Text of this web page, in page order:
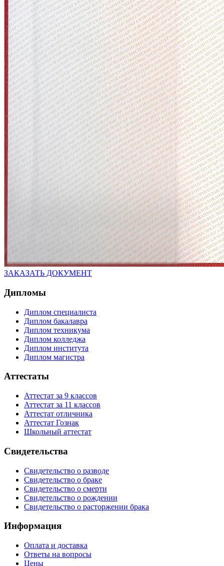
ЗАКАЗАТЬ ДОКУМЕНТ
Дипломы
Диплом специалиста
Диплом бакалавра
Диплом техникума
Диплом колледжа
Диплом института
Диплом магистра
Аттестаты
Аттестат за 9 классов
Аттестат за 11 классов
Аттестат отличника
Аттестат Гознак
Школьный аттестат
Свидетельства
Свидетельство о разводе
Свидетельство о браке
Свидетельство о смерти
Свидетельство о рождении
Свидетельство о расторжении брака
Информация
Оплата и доставка
Ответы на вопросы
Цены